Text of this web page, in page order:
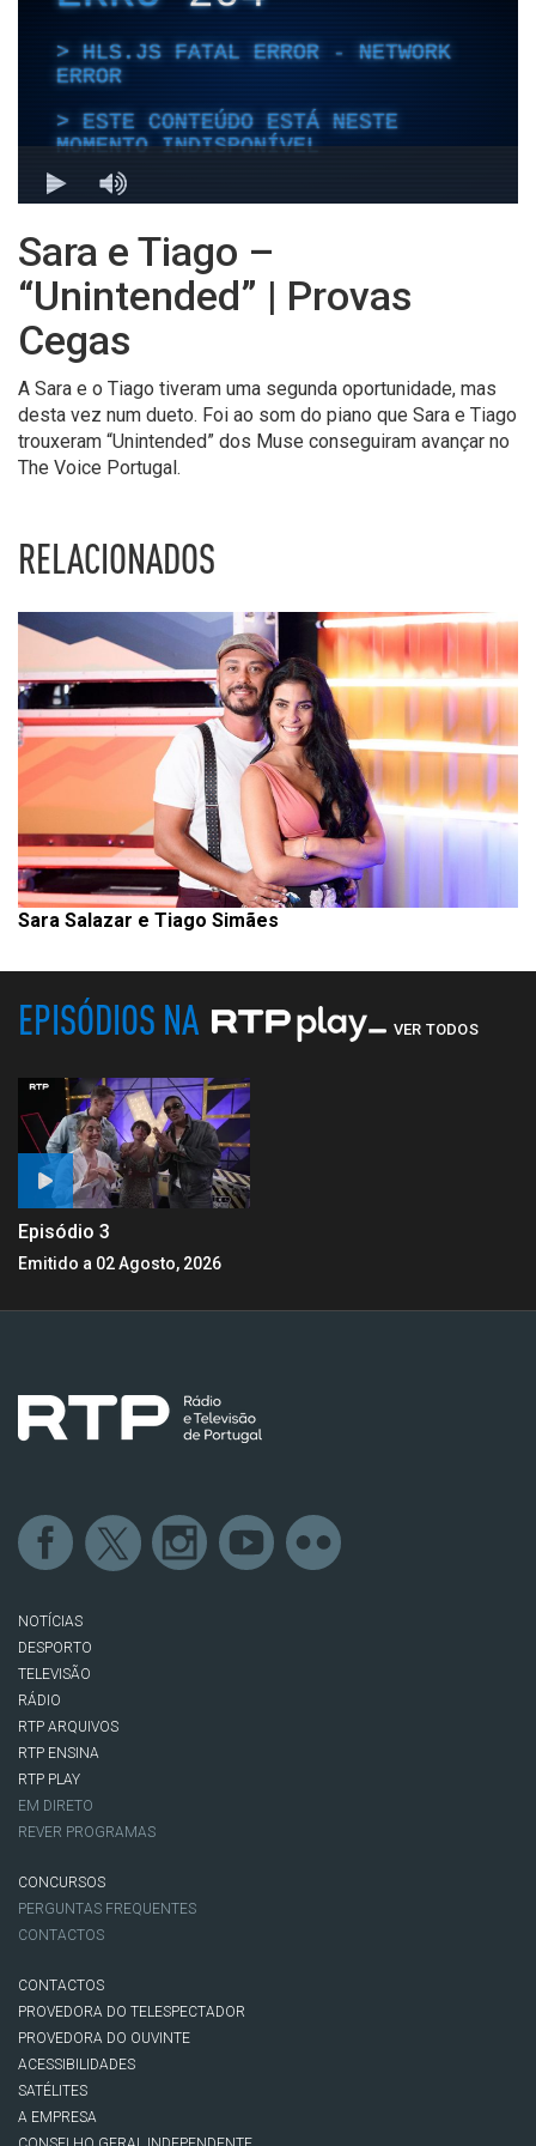
Sara e Tiago –
“Unintended” | Provas
Cegas
A Sara e o Tiago tiveram uma segunda oportunidade, mas
desta vez num dueto. Foi ao som do piano que Sara e Tiago
trouxeram “Unintended” dos Muse conseguiram avançar no
The Voice Portugal.
RELACIONADOS
Sara Salazar e Tiago Simães
EPISÓDIOS NA VER TODOS
Episódio 3
Emitido a 02 Agosto, 2026
NOTÍCIAS
DESPORTO
TELEVISÃO
RÁDIO
RTP ARQUIVOS
RTP ENSINA
RTP PLAY
EM DIRETO
REVER PROGRAMAS
CONCURSOS
PERGUNTAS FREQUENTES
CONTACTOS
CONTACTOS
PROVEDORA DO TELESPECTADOR
PROVEDORA DO OUVINTE
ACESSIBILIDADES
SATÉLITES
A EMPRESA